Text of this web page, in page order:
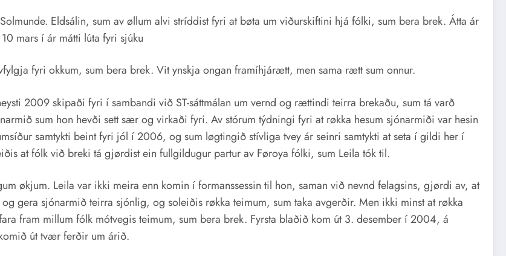
Eldsálin, sum av øllum alvi stríddist fyri at bøta um viðurskiftini hjá fólki, sum bera brek. Átta ár
mars í ár mátti lúta fyri sjúku
fyri okkum, sum bera brek. Vit ynskja ongan framíhjárætt, men sama rætt sum onnur.
2009 skipaði fyri í sambandi við ST-sáttmálan um vernd og rættindi teirra brekaðu, sum tá varð
sum hon hevði sett sær og virkaði fyri. Av stórum týdningi fyri at røkka hesum sjónarmiði var hesin
samtykti beint fyri jól í 2006, og sum løgtingið stívliga tvey ár seinri samtykti at seta í gildi her í
at fólk við breki tá gjørdist ein fullgildugur partur av Føroya fólki, sum Leila tók til.
økjum. Leila var ikki meira enn komin í formanssessin til hon, saman við nevnd felagsins, gjørdi av, at
gera sjónarmið teirra sjónlig, og soleiðis røkka teimum, sum taka avgerðir. Men ikki minst at røkka
fram millum fólk mótvegis teimum, sum bera brek. Fyrsta blaðið kom út 3. desember í 2004, á
út tvær ferðir um árið.